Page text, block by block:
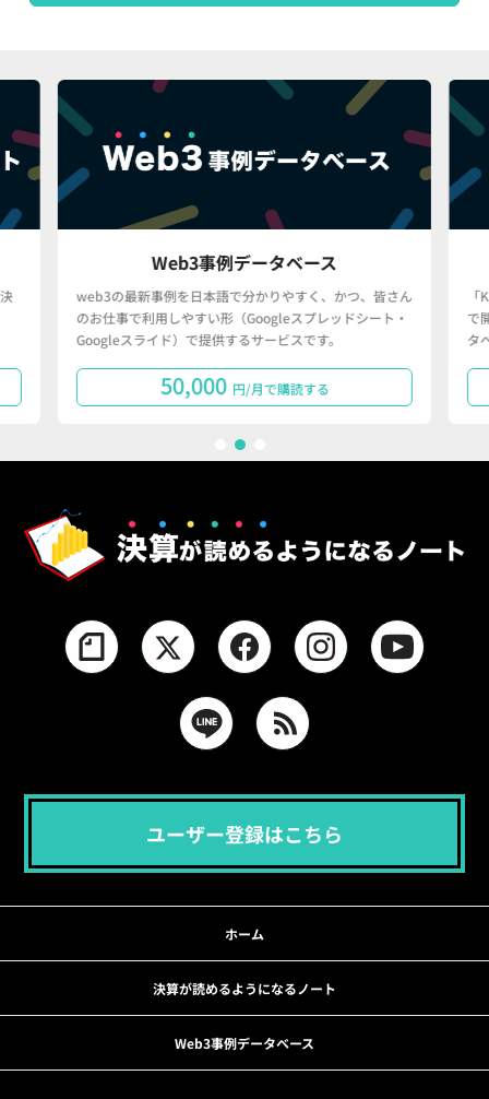
Web3事例データベース
web3の最新事例を日本語で分かりやすく、かつ、皆さん
のお仕事で利用しやすい形（Googleスプレッドシート・
Googleスライド）で提供するサービスです。
50,000 円/月で購読する
で
タ
ユーザー登録はこちら
ホーム
決算が読めるようになるノート
Web3事例データベース